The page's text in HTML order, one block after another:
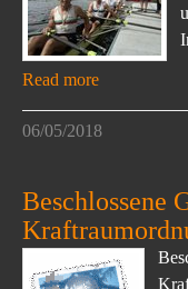
Read more
06/05/2018
Beschlossene